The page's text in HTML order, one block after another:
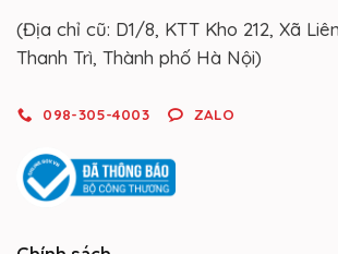
(Địa chỉ cũ: D1/8, KTT Kho 212, Xã
Thanh Trì, Thành phố Hà Nội)
098-305-4003 ZALO